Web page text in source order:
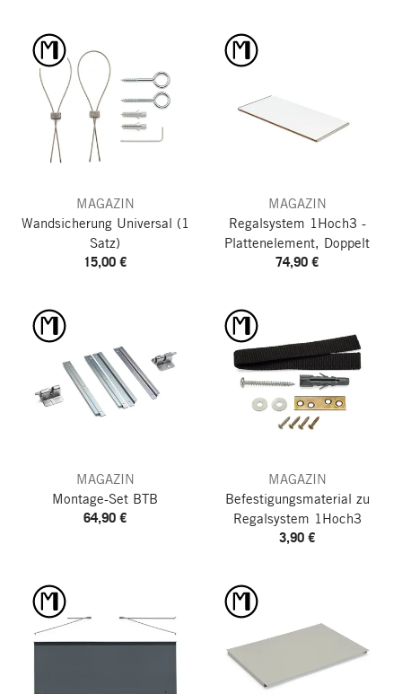
MAGAZIN
Wandsicherung Universal (1
Satz)
15,00 €
MAGAZIN
Regalsystem 1Hoch3 -
Plattenelement, Doppelt
74,90 €
MAGAZIN
Montage-Set BTB
64,90 €
MAGAZIN
Befestigungsmaterial zu
Regalsystem 1Hoch3
3,90 €